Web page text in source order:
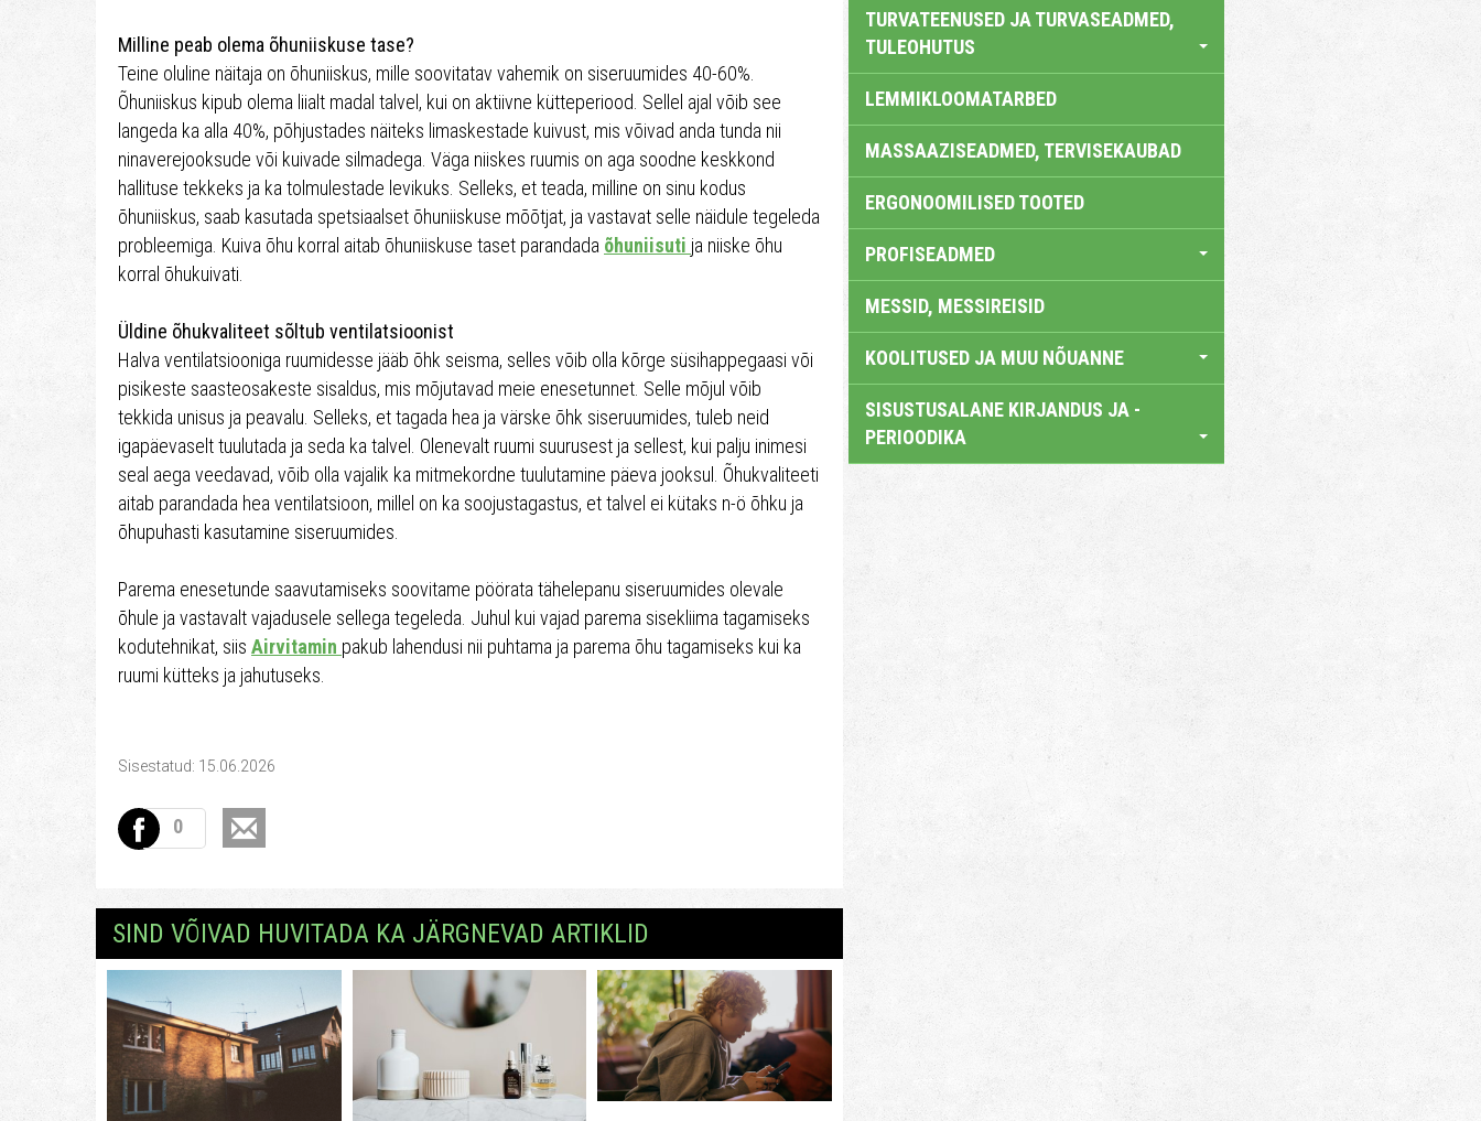
Milline peab olema õhuniiskuse tase?
Teine oluline näitaja on õhuniiskus, mille soovitatav vahemik on siseruumides 40-60%.
Õhuniiskus kipub olema liialt madal talvel, kui on aktiivne kütteperiood. Sellel ajal võib see
langeda ka alla 40%, põhjustades näiteks limaskestade kuivust, mis võivad anda tunda nii
ninaverejooksude või kuivade silmadega. Väga niiskes ruumis on aga soodne keskkond
hallituse tekkeks ja ka tolmulestade levikuks. Selleks, et teada, milline on sinu kodus
õhuniiskus, saab kasutada spetsiaalset õhuniiskuse mõõtjat, ja vastavat selle näidule tegeleda
probleemiga. Kuiva õhu korral aitab õhuniiskuse taset parandada õhuniisuti ja niiske õhu
korral õhukuivati.
Üldine õhukvaliteet sõltub ventilatsioonist
Halva ventilatsiooniga ruumidesse jääb õhk seisma, selles võib olla kõrge süsihappegaasi või
pisikeste saasteosakeste sisaldus, mis mõjutavad meie enesetunnet. Selle mõjul võib
tekkida unisus ja peavalu. Selleks, et tagada hea ja värske õhk siseruumides, tuleb neid
igapäevaselt tuulutada ja seda ka talvel. Olenevalt ruumi suurusest ja sellest, kui palju inimesi
seal aega veedavad, võib olla vajalik ka mitmekordne tuulutamine päeva jooksul. Õhukvaliteeti
aitab parandada hea ventilatsioon, millel on ka soojustagastus, et talvel ei kütaks n-ö õhku ja
õhupuhasti kasutamine siseruumides.
Parema enesetunde saavutamiseks soovitame pöörata tähelepanu siseruumides olevale
õhule ja vastavalt vajadusele sellega tegeleda. Juhul kui vajad parema sisekliima tagamiseks
kodutehnikat, siis Airvitamin pakub lahendusi nii puhtama ja parema õhu tagamiseks kui ka
ruumi kütteks ja jahutuseks.
Sisestatud: 15.06.2026
0
SIND VÕIVAD HUVITADA KA JÄRGNEVAD ARTIKLID
TURVATEENUSED JA TURVASEADMED,
TULEOHUTUS
LEMMIKLOOMATARBED
MASSAAZISEADMED, TERVISEKAUBAD
ERGONOOMILISED TOOTED
PROFISEADMED
MESSID, MESSIREISID
KOOLITUSED JA MUU NÕUANNE
SISUSTUSALANE KIRJANDUS JA -
PERIOODIKA